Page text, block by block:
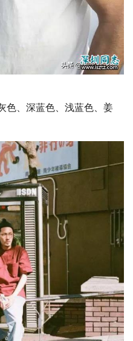
色、深蓝色、浅蓝色、姜